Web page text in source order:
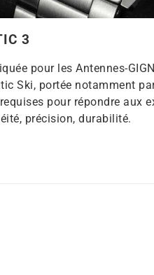
3
pour les Antennes-
Ski, portée notamment
pour répondre aux
précision, durabilité.